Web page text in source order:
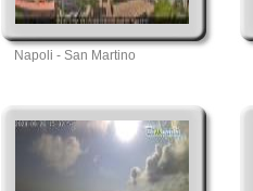
Napoli - San Martino